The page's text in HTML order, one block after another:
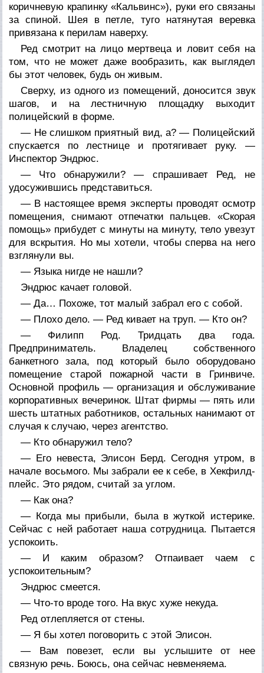
коричневую крапинку «Кальвинс»), руки его связаны
за спиной. Шея в петле, туго натянутая веревка
привязана к перилам наверху.
Ред смотрит на лицо мертвеца и ловит себя на
том, что не может даже вообразить, как выглядел
бы этот человек, будь он живым.
Сверху, из одного из помещений, доносится звук
шагов, и на лестничную площадку выходит
полицейский в форме.
— Не слишком приятный вид, а? — Полицейский
спускается по лестнице и протягивает руку. —
Инспектор Эндрюс.
— Что обнаружили? — спрашивает Ред, не
удосужившись представиться.
— В настоящее время эксперты проводят осмотр
помещения, снимают отпечатки пальцев. «Скорая
помощь» прибудет с минуты на минуту, тело увезут
для вскрытия. Но мы хотели, чтобы сперва на него
взглянули вы.
— Языка нигде не нашли?
Эндрюс качает головой.
— Да… Похоже, тот малый забрал его с собой.
— Плохо дело. — Ред кивает на труп. — Кто он?
— Филипп Род. Тридцать два года.
Предприниматель. Владелец собственного
банкетного зала, под который было оборудовано
помещение старой пожарной части в Гринвиче.
Основной профиль — организация и обслуживание
корпоративных вечеринок. Штат фирмы — пять или
шесть штатных работников, остальных нанимают от
случая к случаю, через агентство.
— Кто обнаружил тело?
— Его невеста, Элисон Берд. Сегодня утром, в
начале восьмого. Мы забрали ее к себе, в Хекфилд-
плейс. Это рядом, считай за углом.
— Как она?
— Когда мы прибыли, была в жуткой истерике.
Сейчас с ней работает наша сотрудница. Пытается
успокоить.
— И каким образом? Отпаивает чаем с
успокоительным?
Эндрюс смеется.
— Что-то вроде того. На вкус хуже некуда.
Ред отлепляется от стены.
— Я бы хотел поговорить с этой Элисон.
— Вам повезет, если вы услышите от нее
связную речь. Боюсь, она сейчас невменяема.